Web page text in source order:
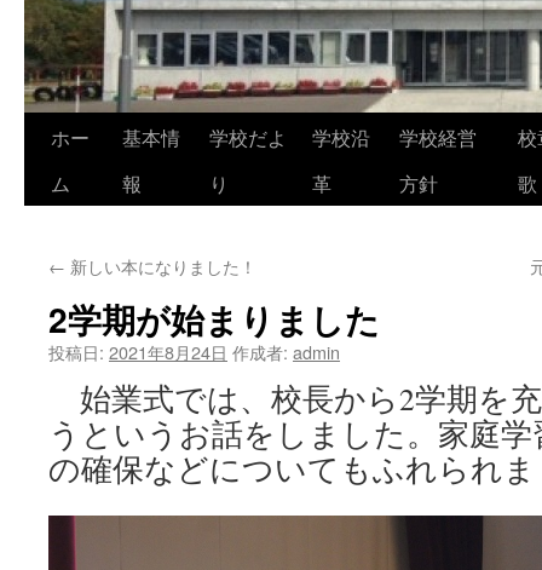
コ
ン
ツ
へ
ホー
ム
基本情
報
学校だよ
り
学校沿
革
学校経営
方針
校
歌
← 新しい本になりました！
2学期が始まりました
投稿日: 2021年8月24日 作成者: admin
始業式では、校長から2学期を
うというお話をしました。家庭
の確保などについてもふれられ